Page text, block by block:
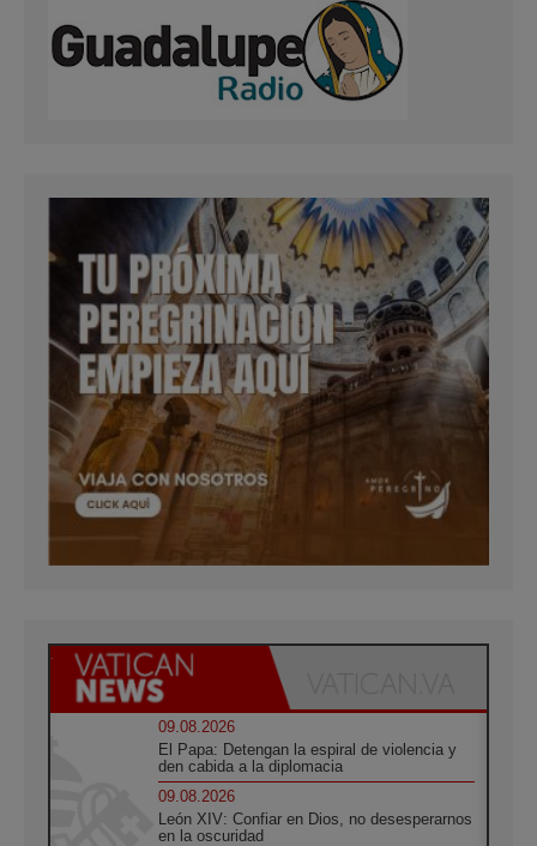
09.08.2026
El Papa: Detengan la espiral de violencia y
den cabida a la diplomacia
09.08.2026
León XIV: Confiar en Dios, no desesperarnos
en la oscuridad